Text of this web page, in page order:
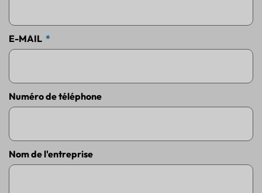
E-MAIL
Numéro de téléphone
Nom de l'entreprise